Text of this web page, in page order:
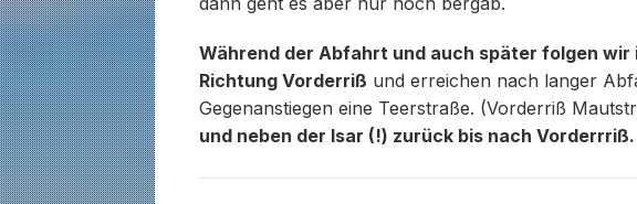
dann geht es aber nur noch bergab.
Während der Abfahrt und auch später folgen wir
Richtung Vorderriß und erreichen nach langer
Gegenanstiegen eine Teerstraße. (Vorderriß
und neben der Isar (!) zurück bis nach Vorderrriß.